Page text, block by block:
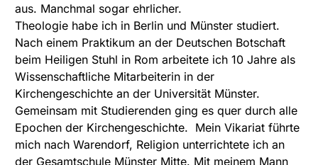
aus. Manchmal sogar ehrlicher.
Theologie habe ich in Berlin und Münster studiert.
Nach einem Praktikum an der Deutschen Botschaft
beim Heiligen Stuhl in Rom arbeitete ich 10 Jahre als
Wissenschaftliche Mitarbeiterin in der
Kirchengeschichte an der Universität Münster.
Gemeinsam mit Studierenden ging es quer durch alle
Epochen der Kirchengeschichte. Mein Vikariat führte
mich nach Warendorf, Religion unterrichtete ich an
der Gesamtschule Münster Mitte. Mit meinem Mann